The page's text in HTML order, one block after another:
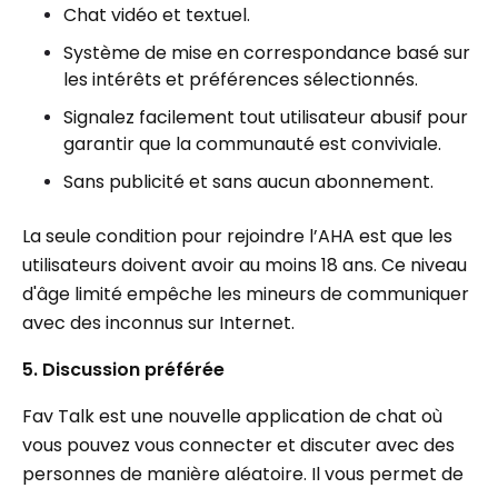
Chat vidéo et textuel.
Système de mise en correspondance basé sur
les intérêts et préférences sélectionnés.
Signalez facilement tout utilisateur abusif pour
garantir que la communauté est conviviale.
Sans publicité et sans aucun abonnement.
La seule condition pour rejoindre l’AHA est que les
utilisateurs doivent avoir au moins 18 ans. Ce niveau
d'âge limité empêche les mineurs de communiquer
avec des inconnus sur Internet.
5. Discussion préférée
Fav Talk est une nouvelle application de chat où
vous pouvez vous connecter et discuter avec des
personnes de manière aléatoire. Il vous permet de